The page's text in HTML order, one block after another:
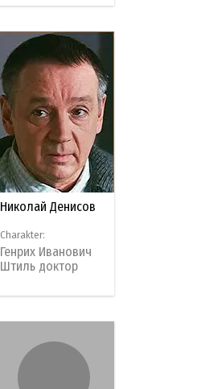
Николай Денисов
Charakter:
Генрих Иванович
Штиль доктор